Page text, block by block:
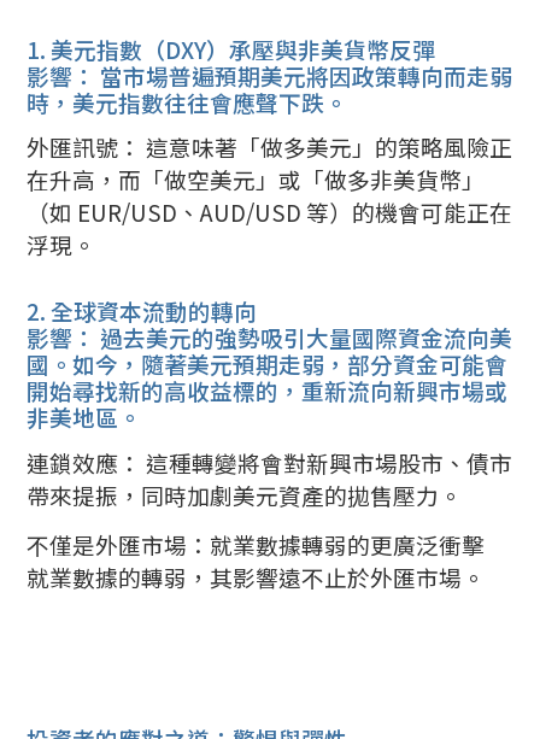
1. 美元指數（DXY）承壓與非美貨幣反彈
影響： 當市場普遍預期美元將因政策轉向而走弱
時，美元指數往往會應聲下跌。
外匯訊號： 這意味著「做多美元」的策略風險正
在升高，而「做空美元」或「做多非美貨幣」
（如 EUR/USD、AUD/USD 等）的機會可能正在
浮現。
2. 全球資本流動的轉向
影響： 過去美元的強勢吸引大量國際資金流向美
國。如今，隨著美元預期走弱，部分資金可能會
開始尋找新的高收益標的，重新流向新興市場或
非美地區。
連鎖效應： 這種轉變將會對新興市場股市、債市
帶來提振，同時加劇美元資產的拋售壓力。
不僅是外匯市場：就業數據轉弱的更廣泛衝擊
就業數據的轉弱，其影響遠不止於外匯市場。